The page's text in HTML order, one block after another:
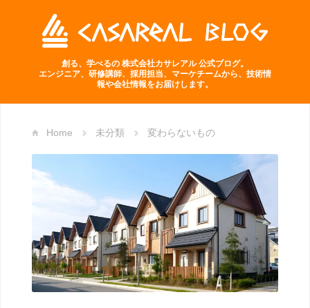
創る、学べるの 株式会社カサレアル 公式ブログ。
エンジニア、研修講師、採用担当、マーケチームから、技術情
報や会社情報をお届けします。
Home 未分類 変わらないもの